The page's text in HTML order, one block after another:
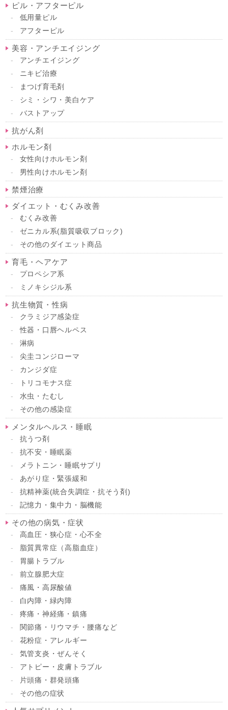
ピル・アフターピル
低用量ピル
アフターピル
美容・アンチエイジング
アンチエイジング
ニキビ治療
まつげ育毛剤
シミ・シワ・美白ケア
バストアップ
抗がん剤
ホルモン剤
女性向けホルモン剤
男性向けホルモン剤
禁煙治療
ダイエット・むくみ改善
むくみ改善
ゼニカル系(脂質吸収ブロック)
その他のダイエット商品
育毛・ヘアケア
プロペシア系
ミノキシジル系
抗生物質・性病
クラミジア感染症
性器・口唇ヘルペス
淋病
尖圭コンジローマ
カンジダ症
トリコモナス症
水虫・たむし
その他の感染症
メンタルヘルス・睡眠
抗うつ剤
抗不安・睡眠薬
メラトニン・睡眠サプリ
あがり症・緊張緩和
抗精神薬(統合失調症・抗そう剤)
記憶力・集中力・脳機能
その他の病気・症状
高血圧・狭心症・心不全
脂質異常症（高脂血症）
胃腸トラブル
前立腺肥大症
痛風・高尿酸値
白内障・緑内障
疼痛・神経痛・鎮痛
関節痛・リウマチ・腰痛など
花粉症・アレルギー
気管支炎・ぜんそく
アトピー・皮膚トラブル
片頭痛・群発頭痛
その他の症状